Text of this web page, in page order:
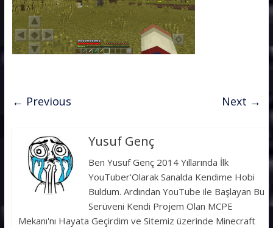
← Previous Next →
Yusuf Genç
Ben Yusuf Genç 2014 Yıllarında İlk
YouTuber'Olarak Sanalda Kendime Hobi
Buldum. Ardından YouTube ile Başlayan Bu
Serüveni Kendi Projem Olan MCPE
Mekanı'nı Hayata Geçirdim ve Sitemiz üzerinde Minecraft